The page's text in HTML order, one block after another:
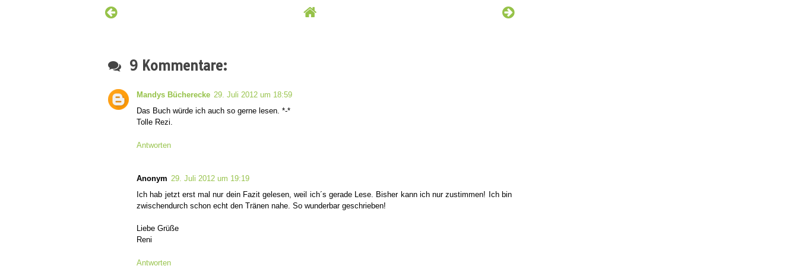
9 Kommentare:
Mandys Bücherecke 29. Juli 2012 um 18:59
Das Buch würde ich auch so gerne lesen. *-*
Tolle Rezi.
Antworten
Anonym 29. Juli 2012 um 19:19
Ich hab jetzt erst mal nur dein Fazit gelesen, weil ich´s gerade Lese. Bisher kann ich nur zustimmen! Ich bin
zwischendurch schon echt den Tränen nahe. So wunderbar geschrieben!
Liebe Grüße
Reni
Antworten